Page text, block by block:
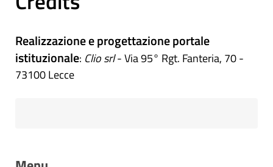
Realizzazione e progettazione portale
istituzionale: Clio srl- Via 95° Rgt. Fanteria, 70 -
73100 Lecce